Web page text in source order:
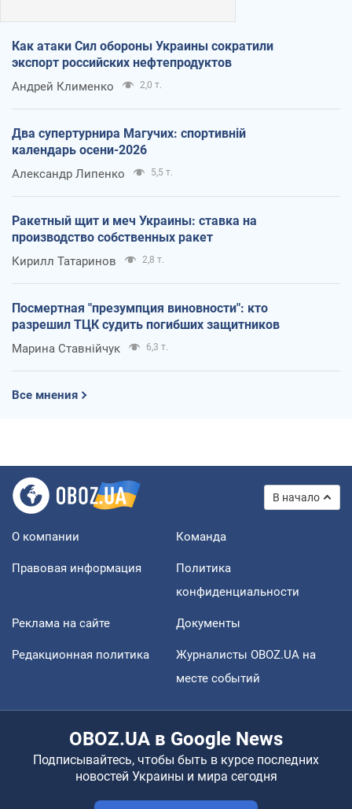
Как атаки Сил обороны Украины сократили
экспорт российских нефтепродуктов
Андрей Клименко 2,0 т.
Два супертурнира Магучих: спортивній
календарь осени-2026
Александр Липенко 5,5 т.
Ракетный щит и меч Украины: ставка на
производство собственных ракет
Кирилл Татаринов 2,8 т.
Посмертная "презумпция виновности": кто
разрешил ТЦК судить погибших защитников
Марина Ставнійчук 6,3 т.
Все мнения
В начало
О компании Команда
Правовая информация
Политика
конфиденциальности
Реклама на сайте Документы
Редакционная политика
Журналисты OBOZ.UA на
месте событий
OBOZ.UA в Google News
Подписывайтесь, чтобы быть в курсе последних
новостей Украины и мира сегодня